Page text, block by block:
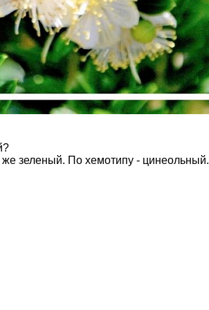
зеленый. По хемотипу - цинеольный.